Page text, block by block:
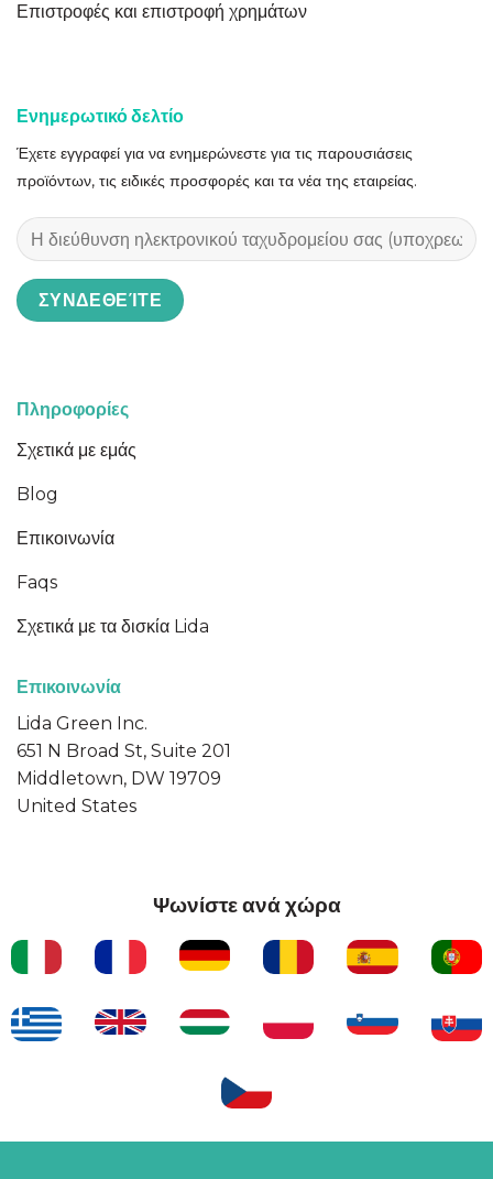
Επιστροφές και επιστροφή χρημάτων
Πληροφορίες
Σχετικά με εμάς
Blog
Επικοινωνία
Faqs
Σχετικά με τα δισκία Lida
Επικοινωνία
Lida Green Inc.
651 N Broad St, Suite 201
Middletown, DW 19709
United States
Ενημερωτικό δελτίο
Έχετε εγγραφεί για να ενημερώνεστε για τις παρουσιάσεις
προϊόντων, τις ειδικές προσφορές και τα νέα της εταιρείας.
Ψωνίστε ανά χώρα